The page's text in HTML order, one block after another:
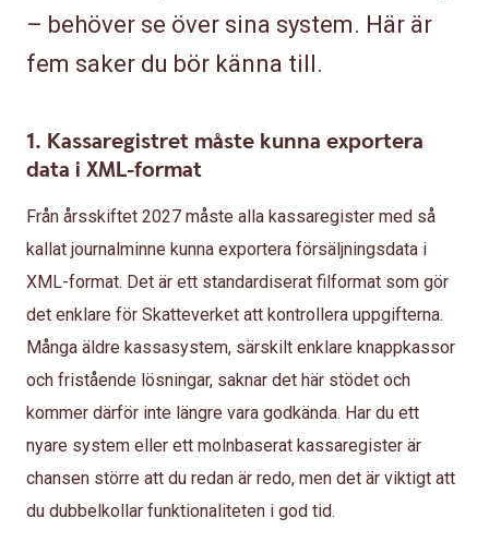
– behöver se över sina system. Här är
fem saker du bör känna till.
1. Kassaregistret måste kunna exportera
data i XML-format
Från årsskiftet 2027 måste alla kassaregister med så
kallat journalminne kunna exportera försäljningsdata i
XML-format. Det är ett standardiserat filformat som gör
det enklare för Skatteverket att kontrollera uppgifterna.
Många äldre kassasystem, särskilt enklare knappkassor
och fristående lösningar, saknar det här stödet och
kommer därför inte längre vara godkända. Har du ett
nyare system eller ett molnbaserat kassaregister är
chansen större att du redan är redo, men det är viktigt att
du dubbelkollar funktionaliteten i god tid.